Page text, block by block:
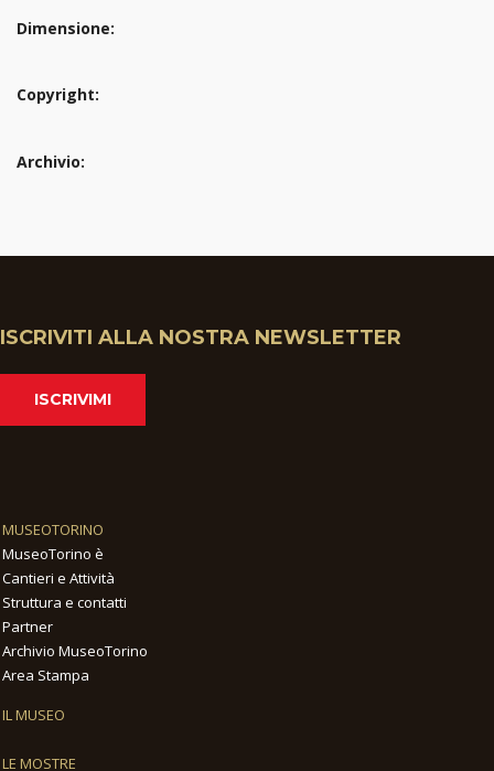
Dimensione:
Copyright:
Archivio:
ISCRIVITI ALLA NOSTRA NEWSLETTER
ISCRIVIMI
MUSEOTORINO
MuseoTorino è
Cantieri e Attività
Struttura e contatti
Partner
Archivio MuseoTorino
Area Stampa
IL MUSEO
LE MOSTRE